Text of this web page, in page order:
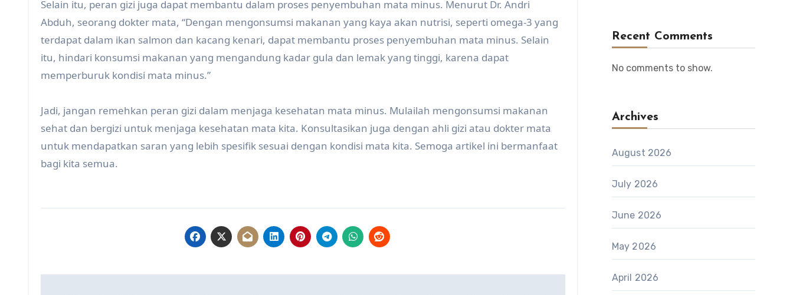
Selain itu, peran gizi juga dapat membantu dalam proses penyembuhan mata minus. Menurut Dr. Andri
Abduh, seorang dokter mata, “Dengan mengonsumsi makanan yang kaya akan nutrisi, seperti omega-3 yang
terdapat dalam ikan salmon dan kacang kenari, dapat membantu proses penyembuhan mata minus. Selain
itu, hindari konsumsi makanan yang mengandung kadar gula dan lemak yang tinggi, karena dapat
memperburuk kondisi mata minus.”
Jadi, jangan remehkan peran gizi dalam menjaga kesehatan mata minus. Mulailah mengonsumsi makanan
sehat dan bergizi untuk menjaga kesehatan mata kita. Konsultasikan juga dengan ahli gizi atau dokter mata
untuk mendapatkan saran yang lebih spesifik sesuai dengan kondisi mata kita. Semoga artikel ini bermanfaat
bagi kita semua.
Recent Comments
No comments to show.
Archives
August 2026
July 2026
June 2026
May 2026
April 2026